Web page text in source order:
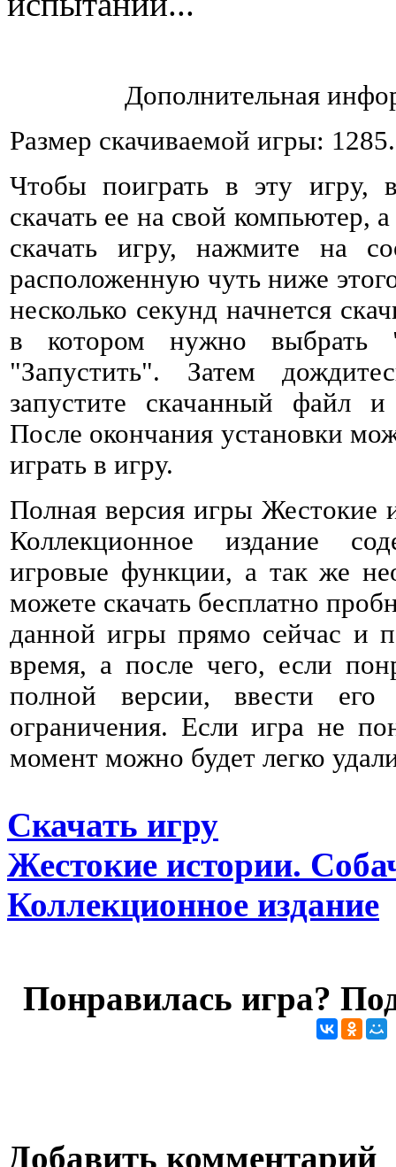
Дополнительная
Размер скачиваемой игры:
Чтобы поиграть в эту игру,
скачать ее на свой компьютер,
скачать игру, нажмите на
расположенную чуть ниже
несколько секунд начнется
в котором нужно выбрать
"Запустить". Затем
запустите скачанный файл и
После окончания установки
играть в игру.
Полная версия игры Жестокие
Коллекционное издание
игровые функции, а так же
можете скачать бесплатно
данной игры прямо сейчас и
время, а после чего, если
полной версии, ввести
ограничения. Если игра не
момент можно будет легко
Скачать игру
Жестокие истории.
Коллекционное издание
Понравилась игра?
Добавить комментарий